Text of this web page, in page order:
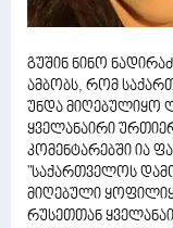
გუშინ ნინო
ამბობს, რომ
უნდა მიღებულიყო
ყველანაირი
კომენტარებში ია
"საქართველოს
მიღებული
რუსეთთან